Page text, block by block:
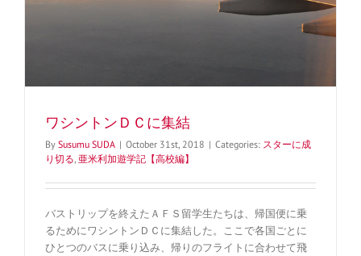
ワシントンＤＣに集結
By Susumu SUDA | October 31st, 2018 | Categories: スターに成
り切る, 亜米利加遊学記【高校編】
バストリップを終えたＡＦＳ留学生たちは、帰国便に乗
るためにワシントンＤＣに集結した。ここで各国ごとに
ひとつのバスに乗り込み、帰りのフライトに合わせて飛